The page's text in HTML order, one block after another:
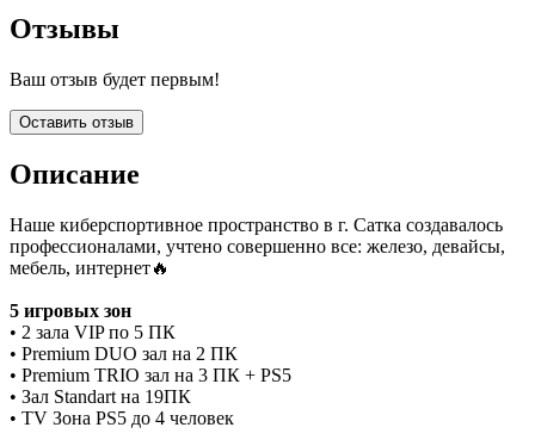
Отзывы
Ваш отзыв будет первым!
Оставить отзыв
Описание
Наше киберспортивное пространство в г. Сатка создавалось
профессионалами, учтено совершенно все: железо, девайсы,
мебель, интернет🔥
5 игровых зон
• 2 зала VIP по 5 ПК
• Premium DUO зал на 2 ПК
• Premium TRIO зал на 3 ПК + PS5
• Зал Standart на 19ПК
• TV Зона PS5 до 4 человек